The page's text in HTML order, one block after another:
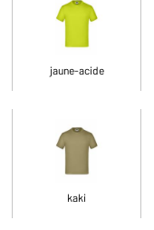
jaune-acide
kaki